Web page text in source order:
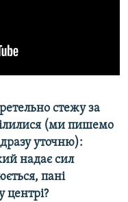
стежу за
(ми пишемо
уточню):
надає сил
пані